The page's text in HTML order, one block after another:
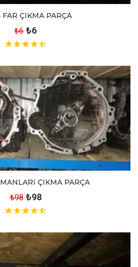
ÇIKMA PARÇA
₺6 ₺6
ÇIKMA PARÇA
₺98 ₺98